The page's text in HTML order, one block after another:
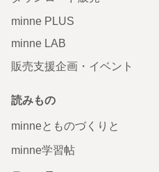
minne PLUS
minne LAB
販売支援企画・イベント
読みもの
minneとものづくりと
minne学習帖